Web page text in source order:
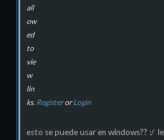
all
ow
ed
to
vie
w
lin
ks. RegisterorLogin
esto se puede usar en windows?? :/